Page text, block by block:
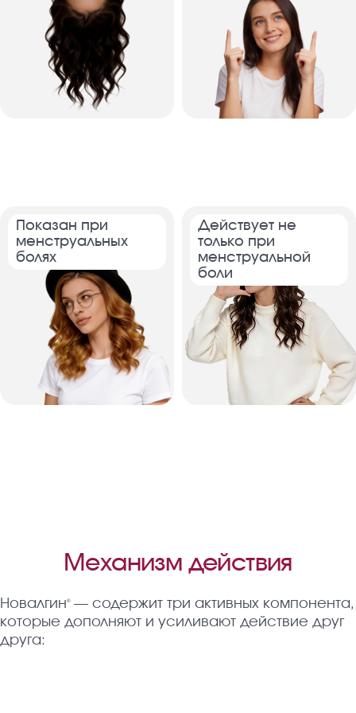
Показан при
менструальных
болях
Действует не
только при
менструальной
боли
Механизм действия
Новалгин®— содержит три активных компонента,
которые дополняют и усиливают действие друг
друга: